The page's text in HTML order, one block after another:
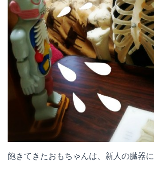
飽きてきたおもちゃんは、新人の臓器に